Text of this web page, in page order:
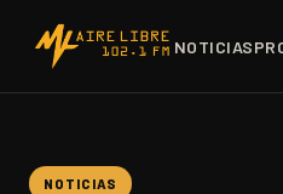
NOTICIAS
NOTICIAS